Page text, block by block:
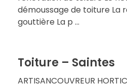
démoussage de toiture La
gouttière La p ...
Toiture – Saintes
ARTISANCOUVREUR